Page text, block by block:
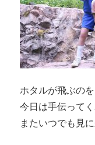
ホタルが飛ぶの
今日は手伝って
またいつでも見